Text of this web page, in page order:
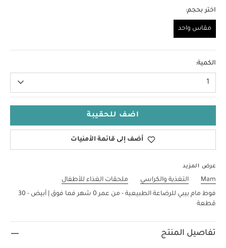
اختر بحجم:
مقاس واحد
الكمية:
1
اضف للحقيبة
أضف إلى قائمة الأمنيات
عرض المزيد
Mam التغذية والكراسي
ملحقات الغذاء للأطفال
فوط مام بيبي للرضاعة الطبيعية - من عمر 0 ​​شهر فما فوق | أبيض - 30
قطعة
تفاصيل المنتج